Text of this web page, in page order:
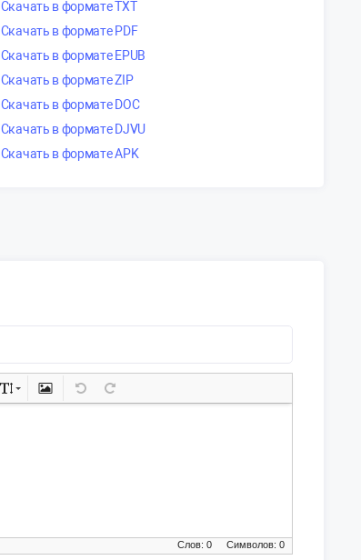
Скачать в формате TXT
Скачать в формате PDF
Скачать в формате EPUB
Скачать в формате ZIP
Скачать в формате DOC
Скачать в формате DJVU
Скачать в формате APK
Символов: 0
Слов: 0